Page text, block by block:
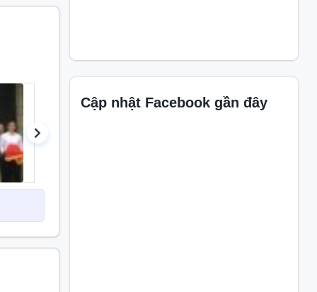
Cập nhật Facebook gần đây